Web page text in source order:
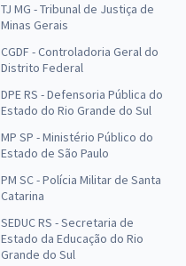
TJ MG - Tribunal de Justiça de
Minas Gerais
CGDF - Controladoria Geral do
Distrito Federal
DPE RS - Defensoria Pública do
Estado do Rio Grande do Sul
MP SP - Ministério Público do
Estado de São Paulo
PM SC - Polícia Militar de Santa
Catarina
SEDUC RS - Secretaria de
Estado da Educação do Rio
Grande do Sul